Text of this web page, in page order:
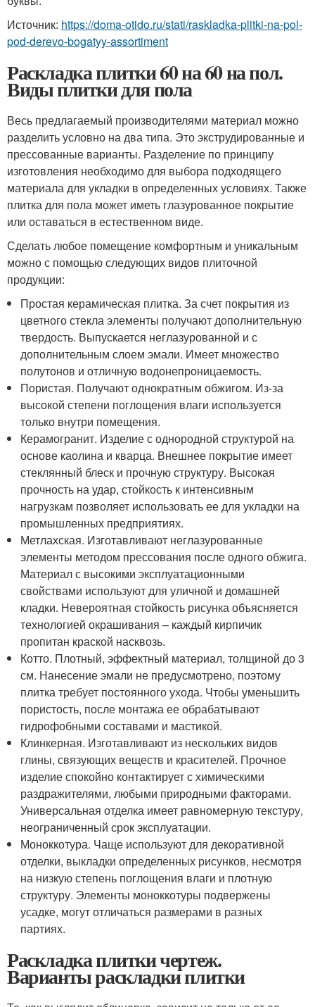
Источник: https://doma-otido.ru/stati/raskladka-plitki-na-pol-
pod-derevo-bogatyy-assortiment
Раскладка плитки 60 на 60 на пол.
Виды плитки для пола
Весь предлагаемый производителями материал можно
разделить условно на два типа. Это экструдированные и
прессованные варианты. Разделение по принципу
изготовления необходимо для выбора подходящего
материала для укладки в определенных условиях. Также
плитка для пола может иметь глазурованное покрытие
или оставаться в естественном виде.
Сделать любое помещение комфортным и уникальным
можно с помощью следующих видов плиточной
продукции:
Простая керамическая плитка. За счет покрытия из
цветного стекла элементы получают дополнительную
твердость. Выпускается неглазурованной и с
дополнительным слоем эмали. Имеет множество
полутонов и отличную водонепроницаемость.
Пористая. Получают однократным обжигом. Из-за
высокой степени поглощения влаги используется
только внутри помещения.
Керамогранит. Изделие с однородной структурой на
основе каолина и кварца. Внешнее покрытие имеет
стеклянный блеск и прочную структуру. Высокая
прочность на удар, стойкость к интенсивным
нагрузкам позволяет использовать ее для укладки на
промышленных предприятиях.
Метлахская. Изготавливают неглазурованные
элементы методом прессования после одного обжига.
Материал с высокими эксплуатационными
свойствами используют для уличной и домашней
кладки. Невероятная стойкость рисунка объясняется
технологией окрашивания – каждый кирпичик
пропитан краской насквозь.
Котто. Плотный, эффектный материал, толщиной до 3
см. Нанесение эмали не предусмотрено, поэтому
плитка требует постоянного ухода. Чтобы уменьшить
пористость, после монтажа ее обрабатывают
гидрофобными составами и мастикой.
Клинкерная. Изготавливают из нескольких видов
глины, связующих веществ и красителей. Прочное
изделие спокойно контактирует с химическими
раздражителями, любыми природными факторами.
Универсальная отделка имеет равномерную текстуру,
неограниченный срок эксплуатации.
Моноккотура. Чаще используют для декоративной
отделки, выкладки определенных рисунков, несмотря
на низкую степень поглощения влаги и плотную
структуру. Элементы моноккотуры подвержены
усадке, могут отличаться размерами в разных
партиях.
Раскладка плитки чертеж.
Варианты раскладки плитки